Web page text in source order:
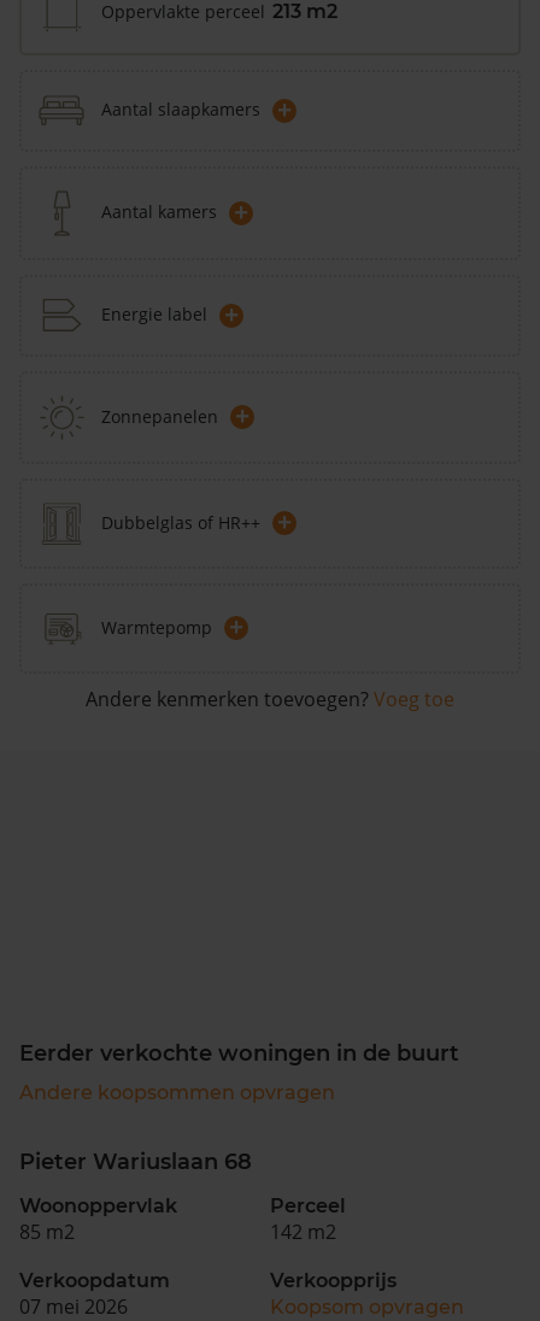
Oppervlakte perceel 213 m2
Aantal slaapkamers +
Aantal kamers +
Energie label +
Zonnepanelen +
Dubbelglas of HR++ +
Warmtepomp +
Andere kenmerken toevoegen? Voeg toe
Eerder verkochte woningen in de buurt
Andere koopsommen opvragen
Pieter Wariuslaan 68
Woonoppervlak
85 m2
Perceel
142 m2
Verkoopdatum
07 mei 2026
Verkoopprijs
Koopsom opvragen